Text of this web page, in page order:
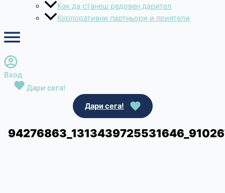
Как да станеш редовен дарител
Корпоративни партньори и приятели
Вход
Дари сега!
Дари сега!